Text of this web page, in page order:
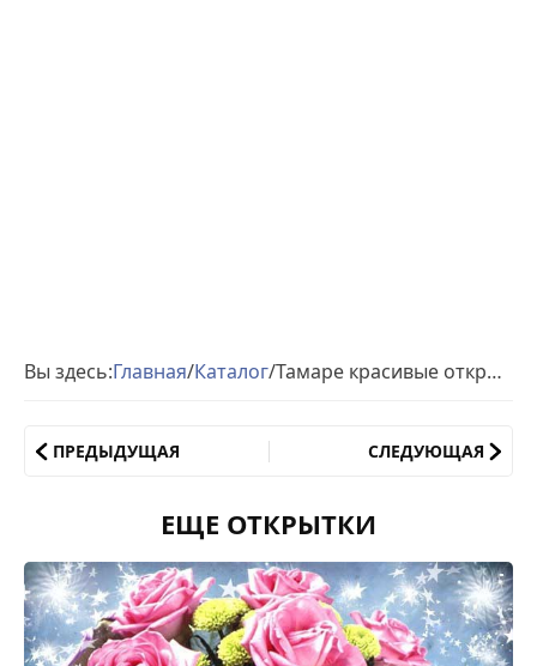
Вы здесь:Главная/Каталог/ Тамаре красивые открытки день рождения
ПРЕДЫДУЩАЯ СЛЕДУЮЩАЯ
ЕЩЕ ОТКРЫТКИ